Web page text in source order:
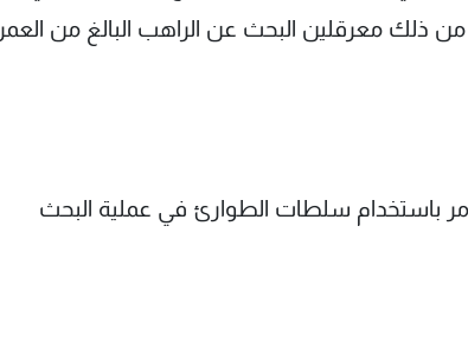
من ذلك معرقلين البحث عن الراهب البالغ من العمر
باستخدام سلطات الطوارئ في عملية البحث